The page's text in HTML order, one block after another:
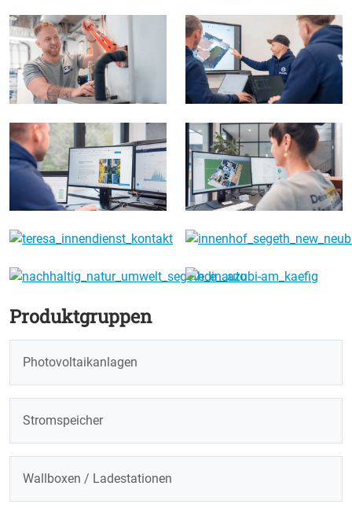
Produktgruppen
Photovoltaikanlagen
Stromspeicher
Wallboxen / Ladestationen